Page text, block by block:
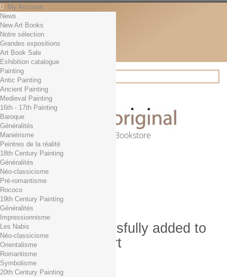
My Account
Contact
English
English
Français
News
Search
Online Art Bookstore
Cart (empty)
No products
Free shipping!
0,00 € Total
Check out
Product successfully added to
your shopping cart
Quantity
Total
News
New Art Books
Notre sélection
Grandes expositions
Art Book Sale
Exhibition catalogue
Painting
Antic Painting
Ancient Painting
Medieval Painting
16th - 17th Painting
Baroque
Généralités
Maniérisme
Peintres de la réalité
18th Century Painting
Généralités
Néo-classicisme
Pré-romantisme
Rococo
19th Century Painting
Généralités
Impressionnisme
Les Nabis
Néo-classicisme
Orientalisme
Romantisme
Symbolisme
20th Century Painting